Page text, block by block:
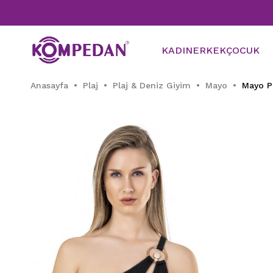
KADINERKEKÇOCUK
Anasayfa Plaj Plaj & Deniz Giyim Mayo Mayo